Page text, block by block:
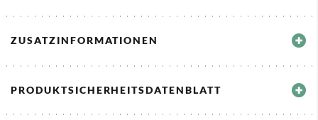
ZUSATZINFORMATIONEN
PRODUKTSICHERHEITSDATENBLATT